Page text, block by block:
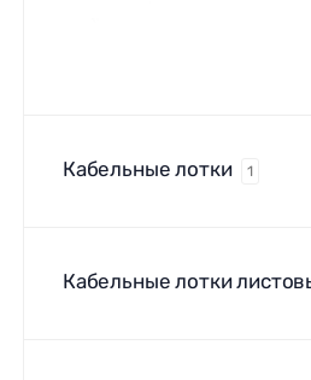
Кабельные лотки 1
Кабельные лотки